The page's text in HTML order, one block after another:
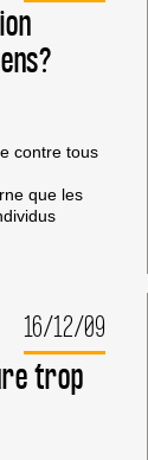
contre tous
que les
16/12/09
trop